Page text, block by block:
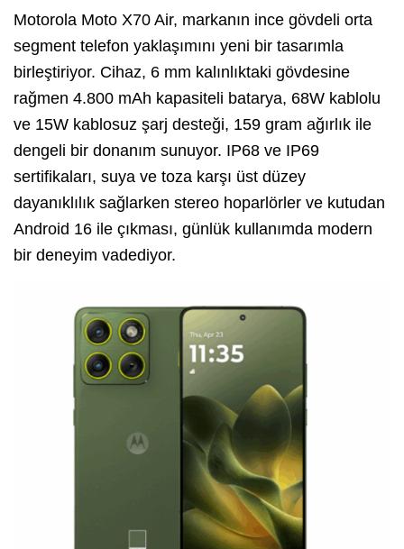
Motorola Moto X70 Air, markanın ince gövdeli orta
segment telefon yaklaşımını yeni bir tasarımla
birleştiriyor. Cihaz, 6 mm kalınlıktaki gövdesine
rağmen 4.800 mAh kapasiteli batarya, 68W kablolu
ve 15W kablosuz şarj desteği, 159 gram ağırlık ile
dengeli bir donanım sunuyor. IP68 ve IP69
sertifikaları, suya ve toza karşı üst düzey
dayanıklılık sağlarken stereo hoparlörler ve kutudan
Android 16 ile çıkması, günlük kullanımda modern
bir deneyim vadediyor.